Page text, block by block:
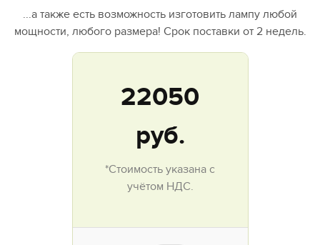
...а также есть возможность изготовить лампу любой
мощности, любого размера! Срок поставки от 2 недель.
22050
руб.
*Стоимость указана с
учётом НДС.